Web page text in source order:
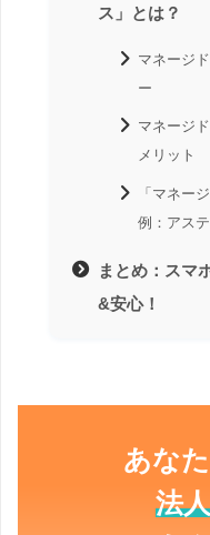
ス」とは？
マネージ
ー
マネージ
メリット
「マネー
例：アス
まとめ：スマ
&安心！
あな
法